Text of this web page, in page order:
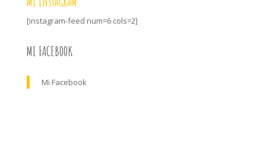
[instagram-feed num=6 cols=2]
MI FACEBOOK
Mi Facebook